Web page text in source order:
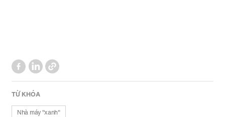
TỪ KHÓA
Nhà máy "xanh"